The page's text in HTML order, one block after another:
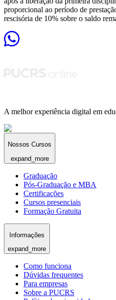
proporcional ao período de
rescisória de 10% sobre o saldo
A melhor experiência digital em
Nossos Cursos
expand_more
Graduação
Pós-Graduação e MBA
Certificações
Cursos presenciais
Formação Gratuita
Informações
expand_more
Como funciona
Dúvidas frequentes
Para empresas
Sobre a PUCRS